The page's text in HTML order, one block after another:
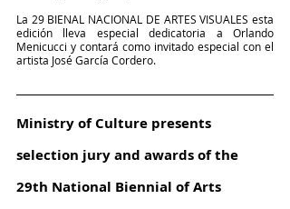
La 29 BIENAL NACIONAL DE ARTES VISUALES esta
edición lleva especial dedicatoria a Orlando
Menicucci y contará como invitado especial con el
artista José García Cordero.
Ministry of Culture presents
selection jury and awards of the
29th National Biennial of Arts